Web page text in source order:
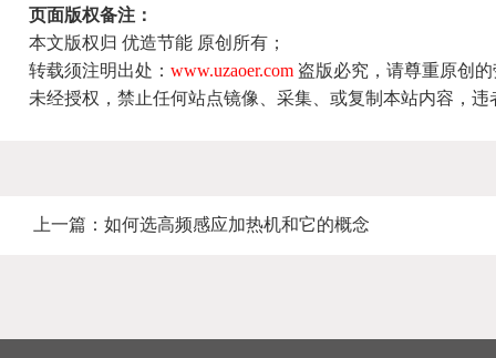
页面版权备注：
本文版权归 优造节能 原创所有；
转载须注明出处： www.uzaoer.com 盗版必究，请尊重原创
未经授权，禁止任何站点镜像、采集、或复制本站内容，
上一篇： 如何选高频感应加热机和它的概念